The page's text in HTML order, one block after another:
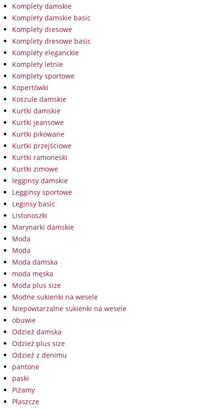
Komplety damskie
Komplety damskie basic
Komplety dresowe
Komplety dresowe basic
Komplety eleganckie
Komplety letnie
Komplety sportowe
Kopertówki
Koszule damskie
Kurtki damskie
Kurtki jeansowe
Kurtki pikowane
Kurtki przejściowe
Kurtki ramoneski
Kurtki zimowe
legginsy damskie
Legginsy sportowe
Leginsy basic
Listonoszki
Marynarki damskie
Moda
Moda
Moda damska
moda męska
Moda plus size
Modne sukienki na wesele
Niepowtarzalne sukienki na wesele
obuwie
Odzież damska
Odzież plus size
Odzież z denimu
pantone
paski
Piżamy
Płaszcze